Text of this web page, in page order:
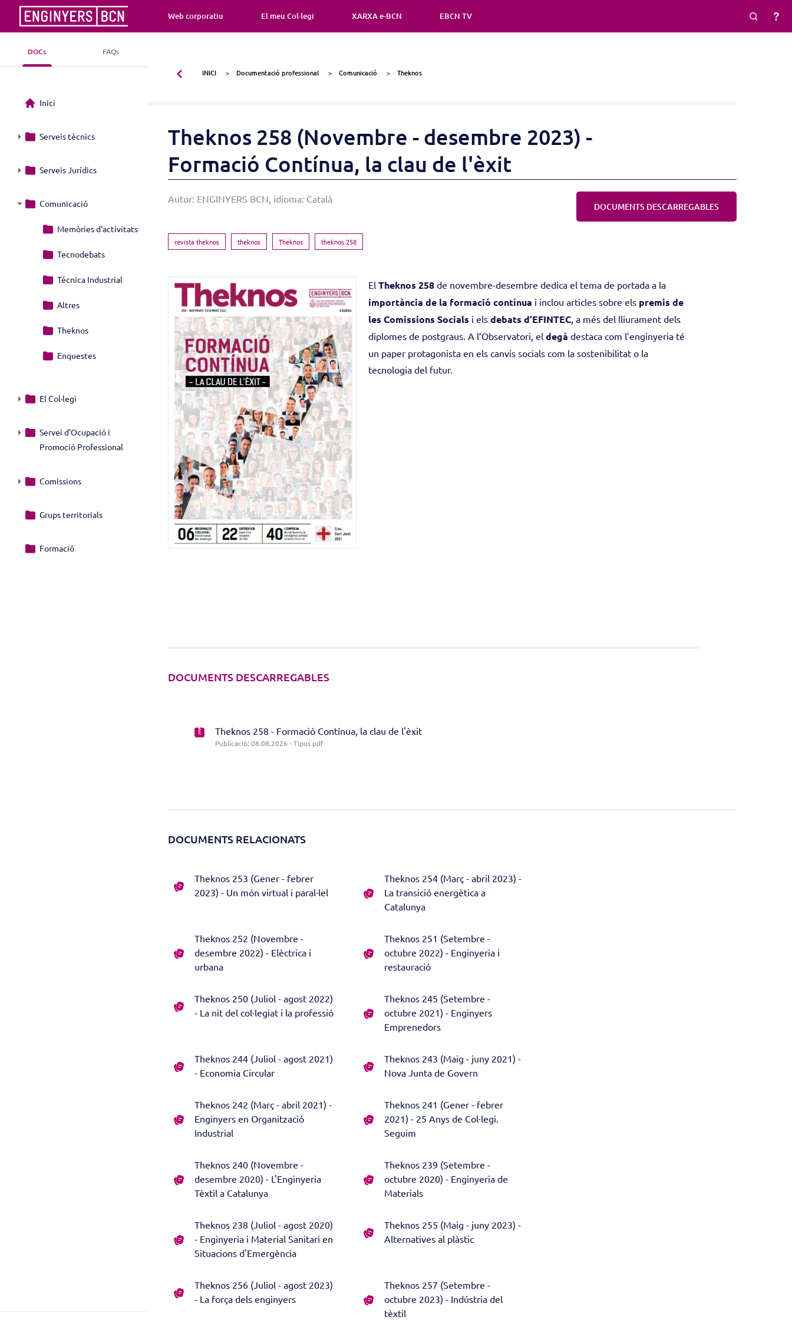
DOCs FAQs
Inici
Serveis tècnics
Serveis Jurídics
Comunicació
Memòries d'activitats
Tecnodebats
Técnica Industrial
Altres
Theknos
Enquestes
El Col·legi
Servei d'Ocupació i
Promoció Professional
Comissions
Grups territorials
Formació
Web corporatiu El meu Col·legi XARXA e-BCN EBCN TV
INICI Documentació professional Comunicació Theknos
Theknos 258 (Novembre - desembre 2023) -
Formació Contínua, la clau de l'èxit
Autor: ENGINYERS BCN, idioma: Català
DOCUMENTS DESCARREGABLES
revista theknos theknos Theknos theknos 258
El Theknos 258 de novembre-desembre dedica el tema de portada a la
importància de la formació contínua i inclou articles sobre els premis de
les Comissions Socials i els debats d’EFINTEC, a més del lliurament dels
diplomes de postgraus. A l’Observatori, el degà destaca com l’enginyeria té
un paper protagonista en els canvis socials com la sostenibilitat o la
tecnologia del futur.
DOCUMENTS DESCARREGABLES
Theknos 258 - Formació Contínua, la clau de l'èxit
Publicació: 08.08.2026 - Tipus pdf
DOCUMENTS RELACIONATS
Theknos 253 (Gener - febrer
2023) - Un món virtual i paral·lel
Theknos 254 (Març - abril 2023) -
La transició energètica a
Catalunya
Theknos 252 (Novembre -
desembre 2022) - Elèctrica i
urbana
Theknos 251 (Setembre -
octubre 2022) - Enginyeria i
restauració
Theknos 250 (Juliol - agost 2022)
- La nit del col·legiat i la professió
Theknos 245 (Setembre -
octubre 2021) - Enginyers
Emprenedors
Theknos 244 (Juliol - agost 2021)
- Economia Circular
Theknos 243 (Maig - juny 2021) -
Nova Junta de Govern
Theknos 242 (Març - abril 2021) -
Enginyers en Organització
Industrial
Theknos 241 (Gener - febrer
2021) - 25 Anys de Col·legi.
Seguim
Theknos 240 (Novembre -
desembre 2020) - L'Enginyeria
Tèxtil a Catalunya
Theknos 239 (Setembre -
octubre 2020) - Enginyeria de
Materials
Theknos 238 (Juliol - agost 2020)
- Enginyeria i Material Sanitari en
Situacions d'Emergència
Theknos 255 (Maig - juny 2023) -
Alternatives al plàstic
Theknos 256 (Juliol - agost 2023)
- La força dels enginyers
Theknos 257 (Setembre -
octubre 2023) - Indústria del
tèxtil